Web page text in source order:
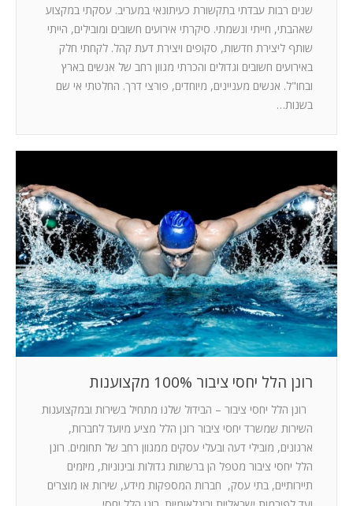
שנים רבות עבדתי בתקשורת כעיתונאי במעריב. עסקתי במקצוע
שאהבתי, חייתי ונשמתי. סיקרתי אירועים חשובים ומובילים, הייתי
שותף ליצירת חדשות, סקופים ויצירת דעת קהל. לקחתי חלק
באירועים חשובים וגדולים והכרתי מגוון רחב של אנשים בארץ
ובחו"ל. אנשים מעניינים, מיוחדים, פורצי דרך. החלטתי אי שם
בשנות…
רונן הלל יחסי ציבור 100% מקצוענות
רונן הלל יחסי ציבור – הבידול שלנו מתחיל בשירות ובמקצוענות
השירות שמשרד יחסי ציבור רונן הלל מציע מיועד לחברות,
ארגונים, מובילי דעה ובעלי עסקים ממגוון רחב של תחומים. רונן
הלל יחסי ציבור מטפל הן ברשתות גדולות ובינוניות, מיזמים
תיירותיים, בתי עסק, חברות המספקות מידע, שירות או מוצרים